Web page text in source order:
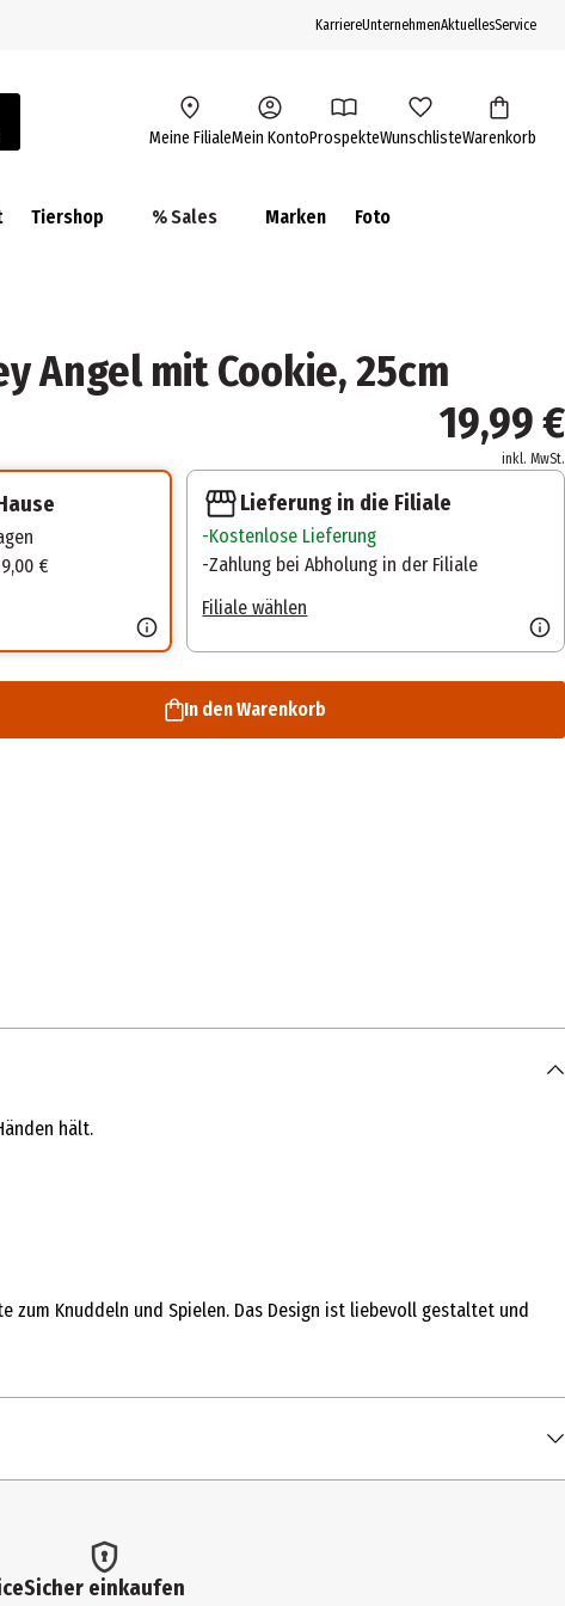
KarriereUnternehmenAktuellesService
Meine FilialeMein KontoProspekteWunschlisteWarenkorb
Tiershop % Sales Marken Foto
Angel mit Cookie, 25cm
19,99 €
inkl. MwSt.
€
Lieferung in die Filiale
Kostenlose Lieferung
Zahlung bei Abholung in der Filiale
Filiale wählen
In den Warenkorb
hält.
zum Knuddeln und Spielen. Das Design ist liebevoll gestaltet und
Sicher einkaufen